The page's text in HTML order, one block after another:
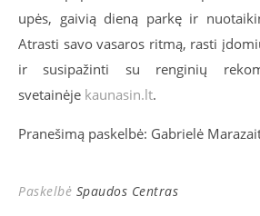
upės, gaivią dieną parkę ir
Atrasti savo vasaros ritmą, rasti
ir susipažinti su renginių
svetainėje kaunasin.lt.
Pranešimą paskelbė: Gabrielė
Paskelbė Spaudos Centras